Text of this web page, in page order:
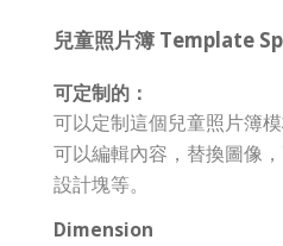
兒童照片簿 Template
可定制的：
可以定制這個兒童照片簿
可以編輯內容，替換圖像
設計塊等。
Dimension